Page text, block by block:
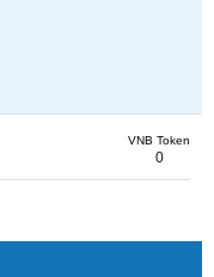
VNB Token
0